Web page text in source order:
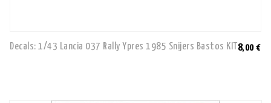
Decals: 1/43 Lancia 037 Rally Ypres 1985 Snijers Bastos KIT 8,00 €